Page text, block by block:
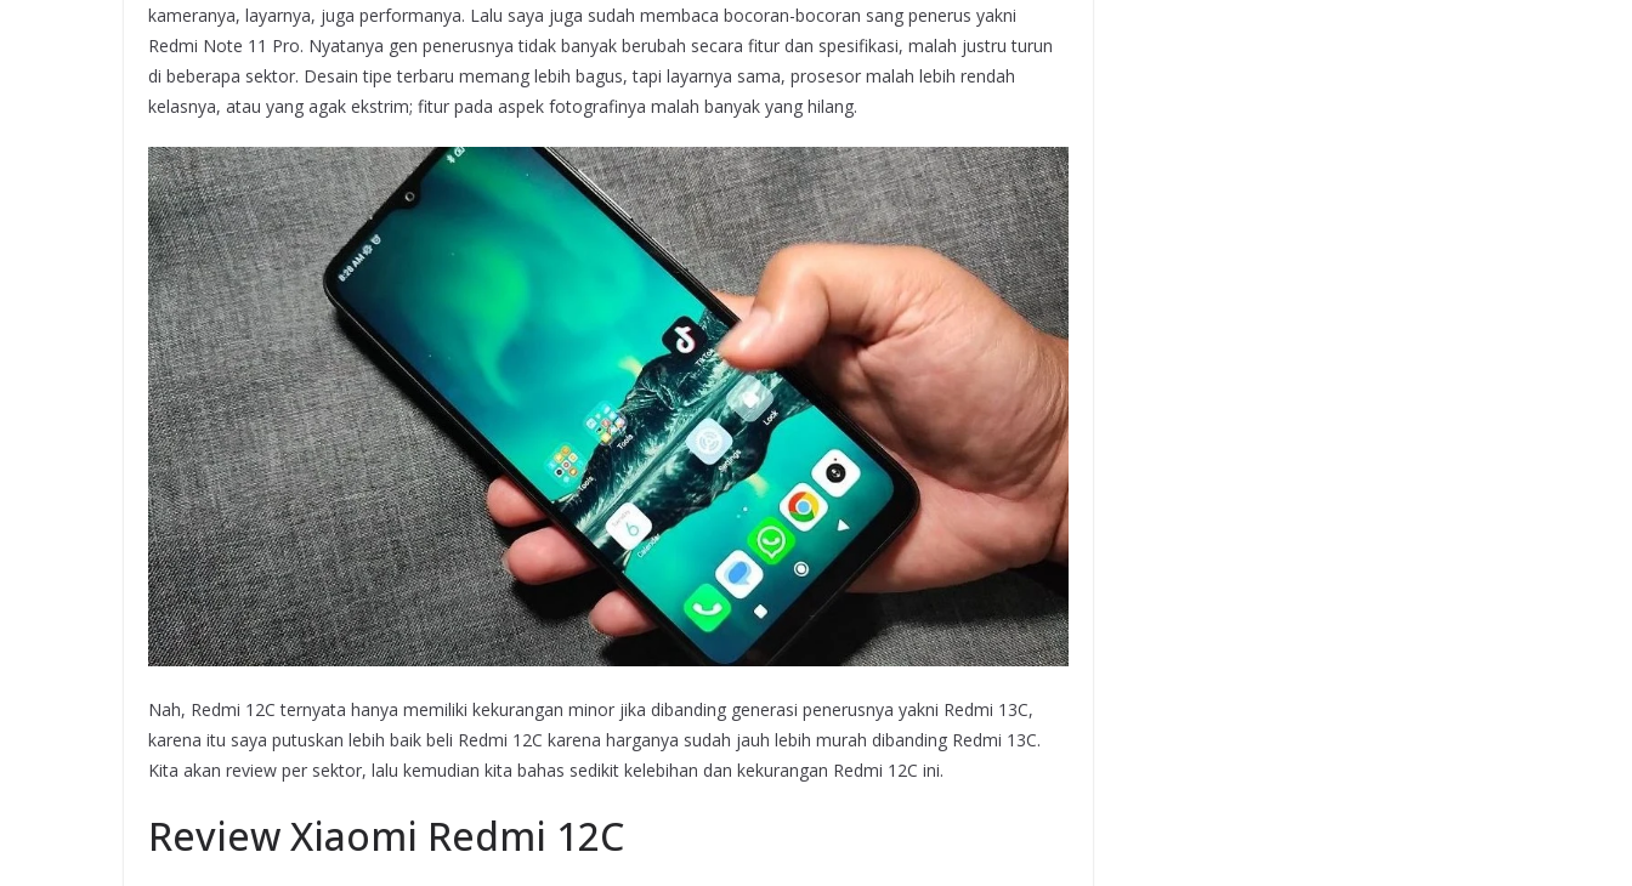
kameranya, layarnya, juga performanya. Lalu saya juga sudah membaca bocoran-bocoran sang penerus yakni
Redmi Note 11 Pro. Nyatanya gen penerusnya tidak banyak berubah secara fitur dan spesifikasi, malah justru turun
di beberapa sektor. Desain tipe terbaru memang lebih bagus, tapi layarnya sama, prosesor malah lebih rendah
kelasnya, atau yang agak ekstrim; fitur pada aspek fotografinya malah banyak yang hilang.
Nah, Redmi 12C ternyata hanya memiliki kekurangan minor jika dibanding generasi penerusnya yakni Redmi 13C,
karena itu saya putuskan lebih baik beli Redmi 12C karena harganya sudah jauh lebih murah dibanding Redmi 13C.
Kita akan review per sektor, lalu kemudian kita bahas sedikit kelebihan dan kekurangan Redmi 12C ini.
Review Xiaomi Redmi 12C